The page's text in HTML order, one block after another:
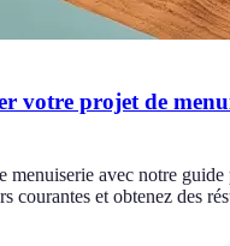
votre projet de
menuiserie avec notre
courantes et obtenez des